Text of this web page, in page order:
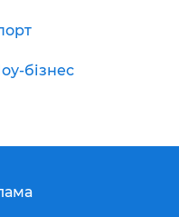
бізнес